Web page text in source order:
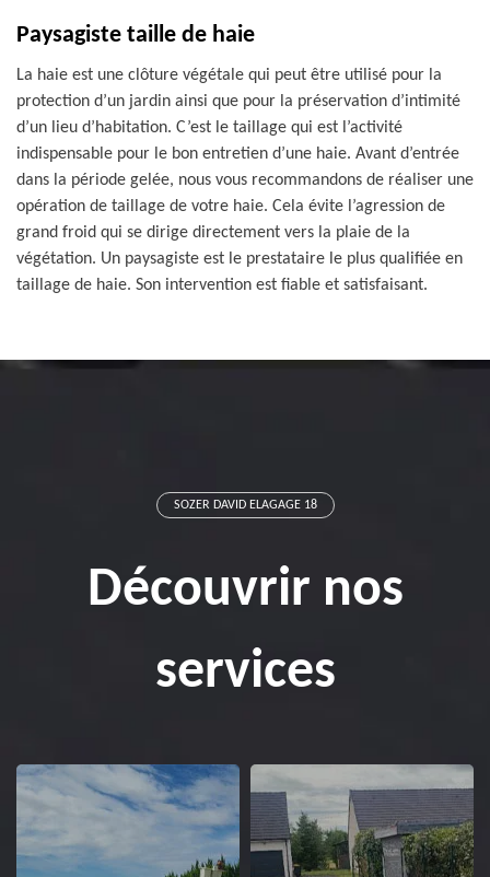
Paysagiste taille de haie
La haie est une clôture végétale qui peut être utilisé pour la
protection d’un jardin ainsi que pour la préservation d’intimité
d’un lieu d’habitation. C’est le taillage qui est l’activité
indispensable pour le bon entretien d’une haie. Avant d’entrée
dans la période gelée, nous vous recommandons de réaliser une
opération de taillage de votre haie. Cela évite l’agression de
grand froid qui se dirige directement vers la plaie de la
végétation. Un paysagiste est le prestataire le plus qualifiée en
taillage de haie. Son intervention est fiable et satisfaisant.
SOZER DAVID ELAGAGE 18
Découvrir nos
services